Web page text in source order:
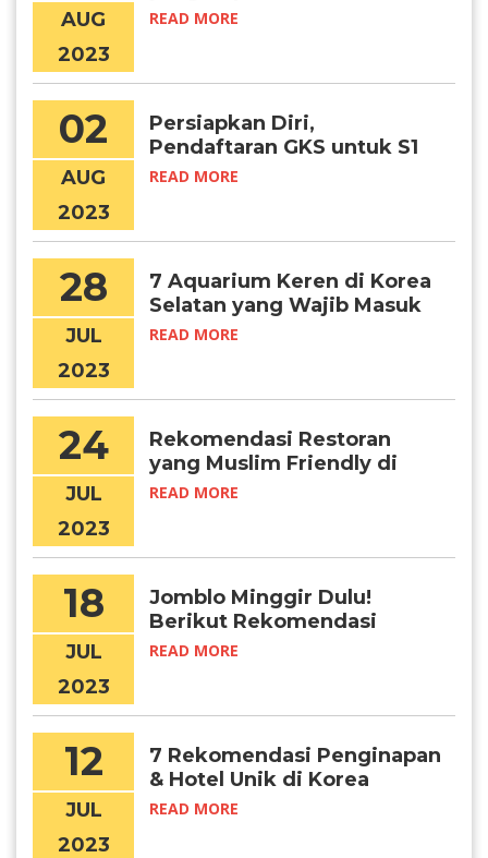
AUG
2023
READ MORE
02
AUG
2023
Persiapkan Diri,
Pendaftaran GKS untuk S1
Hampir Dimulai!
READ MORE
28
JUL
2023
7 Aquarium Keren di Korea
Selatan yang Wajib Masuk
Bucketlist
READ MORE
24
JUL
2023
Rekomendasi Restoran
yang Muslim Friendly di
Korea
READ MORE
18
JUL
2023
Jomblo Minggir Dulu!
Berikut Rekomendasi
Tempat Nge-date di Seoul!
READ MORE
12
JUL
2023
7 Rekomendasi Penginapan
& Hotel Unik di Korea
Selatan
READ MORE